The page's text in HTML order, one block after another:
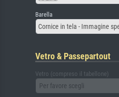
Barella
Cornice in tela - Immagine
Vetro & Passepartout
Vetro (compreso il tabellone)
Per favore scegli